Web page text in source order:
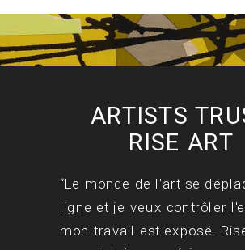
“Le monde de l'art se
ligne et je veux contrôler
mon travail est exposé.
ARTISTS
RISE ART